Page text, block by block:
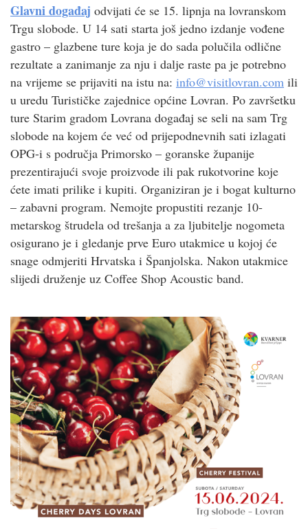
Glavni događaj odvijati će se 15. lipnja na lovranskom
Trgu slobode. U 14 sati starta još jedno izdanje vođene
gastro – glazbene ture koja je do sada polučila odlične
rezultate a zanimanje za nju i dalje raste pa je potrebno
na vrijeme se prijaviti na istu na: info@visitlovran.com ili
u uredu Turističke zajednice općine Lovran. Po završetku
ture Starim gradom Lovrana događaj se seli na sam Trg
slobode na kojem će već od prijepodnevnih sati izlagati
OPG-i s područja Primorsko – goranske županije
prezentirajući svoje proizvode ili pak rukotvorine koje
ćete imati prilike i kupiti. Organiziran je i bogat kulturno
– zabavni program. Nemojte propustiti rezanje 10-
metarskog štrudela od trešanja a za ljubitelje nogometa
osigurano je i gledanje prve Euro utakmice u kojoj će
snage odmjeriti Hrvatska i Španjolska. Nakon utakmice
slijedi druženje uz Coffee Shop Acoustic band.